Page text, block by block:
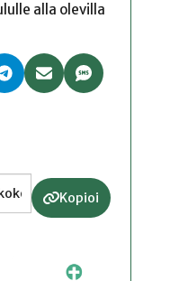
alla olevilla
Kopioi